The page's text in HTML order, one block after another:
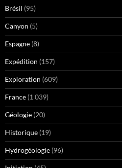
Brésil (95)
Canyon (5)
Espagne (8)
Expédition (157)
Exploration (609)
France (1 039)
Géologie (20)
Historique (19)
Hydrogéologie (96)